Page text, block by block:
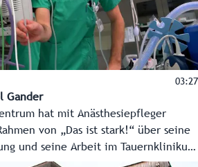
03:27
Gander
hat mit Anästhesiepfleger
von „Das ist stark!“ über seine
und seine Arbeit im Tauernklinikum